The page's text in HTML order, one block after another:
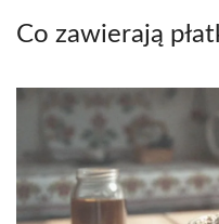
Co zawierają